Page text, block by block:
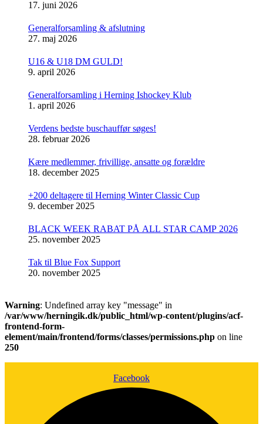
17. juni 2026
Generalforsamling & afslutning
27. maj 2026
U16 & U18 DM GULD!
9. april 2026
Generalforsamling i Herning Ishockey Klub
1. april 2026
Verdens bedste buschauffør søges!
28. februar 2026
Kære medlemmer, frivillige, ansatte og forældre
18. december 2025
+200 deltagere til Herning Winter Classic Cup
9. december 2025
BLACK WEEK RABAT PÅ ALL STAR CAMP 2026
25. november 2025
Tak til Blue Fox Support
20. november 2025
Warning: Undefined array key "message" in
/var/www/herningik.dk/public_html/wp-content/plugins/acf-
frontend-form-
element/main/frontend/forms/classes/permissions.php on line
250
Facebook